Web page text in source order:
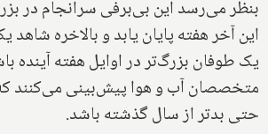
بنظر می‌رسد این بی‌برفی سرانجام در
این آخر هفته پایان یابد و بالاخره
یک طوفان بزرگ‌تر در اوایل هفته آینده
متخصصان آب و هوا پیش‌بینی می‌کنند
حتی بدتر از سال گذشته باشد.